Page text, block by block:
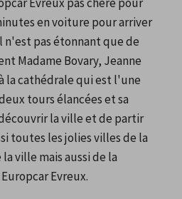
en voiture pour arriver
n'est pas étonnant que de
Madame Bovary, Jeanne
la cathédrale qui est l'une
tours élancées et sa
la ville et de partir
toutes les jolies villes de la
ville mais aussi de la
Evreux.